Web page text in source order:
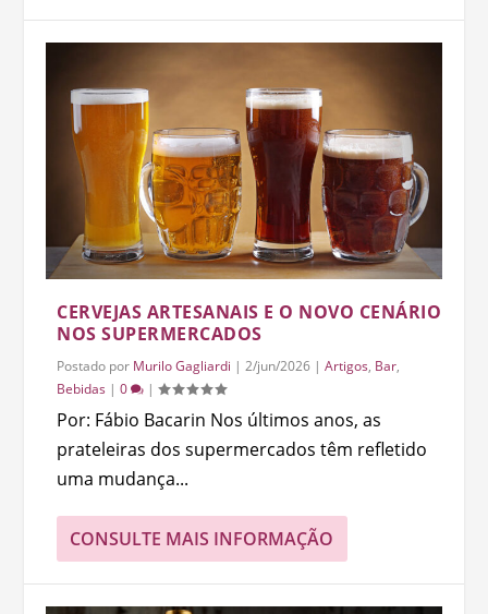
CERVEJAS ARTESANAIS E O NOVO CENÁRIO
NOS SUPERMERCADOS
Postado por Murilo Gagliardi |2/jun/2026 |Artigos, Bar,
Bebidas |0 |
Por: Fábio Bacarin Nos últimos anos, as
prateleiras dos supermercados têm refletido
uma mudança...
CONSULTE MAIS INFORMAÇÃO